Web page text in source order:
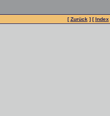
[Zurück ] [Index